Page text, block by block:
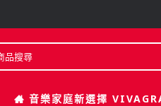
音樂家庭新選擇